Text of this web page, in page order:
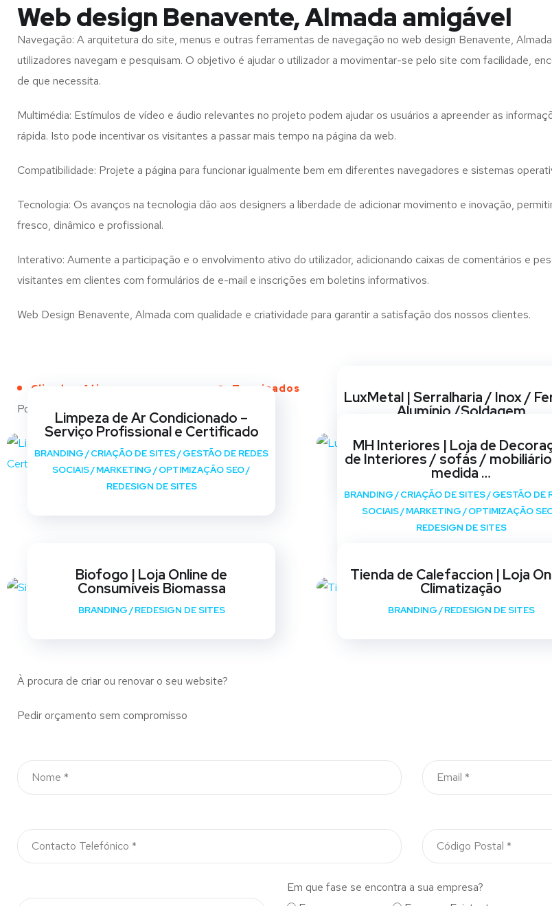
Web design Benavente, Almada amigável
Navegação: A arquitetura do site, menus e outras ferramentas de navegação no web design Benavente, Almada
utilizadores navegam e pesquisam. O objetivo é ajudar o utilizador a movimentar-se pelo site com facilidade,
de que necessita.
Multimédia: Estímulos de vídeo e áudio relevantes no projeto podem ajudar os usuários a apreender as
rápida. Isto pode incentivar os visitantes a passar mais tempo na página da web.
Compatibilidade: Projete a página para funcionar igualmente bem em diferentes navegadores e sistemas
Tecnologia: Os avanços na tecnologia dão aos designers a liberdade de adicionar movimento e inovação,
fresco, dinâmico e profissional.
Interativo: Aumente a participação e o envolvimento ativo do utilizador, adicionando caixas de comentários e
visitantes em clientes com formulários de e-mail e inscrições em boletins informativos.
Web Design Benavente, Almada com qualidade e criatividade para garantir a satisfação dos nossos clientes.
Clientes Ativos Terminados
Portfólio
Limpeza de Ar Condicionado –
Serviço Profissional e Certificado
BRANDING/CRIAÇÃO DE SITES/GESTÃO DE REDES
SOCIAIS/MARKETING/OPTIMIZAÇÃO SEO/
REDESIGN DE SITES
LuxMetal | Serralharia / Inox /
Alumínio /Soldagem
SOCIAIS/ MARKETING/OPTIMIZAÇÃO
REDESIGN DE SITES
MH Interiores | Loja de
de Interiores / sofás /
medida …
BRANDING /CRIAÇÃO DE SITES/GESTÃO DE
SOCIAIS/MARKETING/OPTIMIZAÇÃO
REDESIGN DE SITES
Biofogo | Loja Online de
Consumíveis Biomassa
BRANDING/REDESIGN DE SITES
Tienda de Calefaccion | Loja
Climatização
BRANDING/REDESIGN DE SITES
À procura de criar ou renovar o seu website?
Pedir orçamento sem compromisso
Em que fase se encontra a sua empresa?